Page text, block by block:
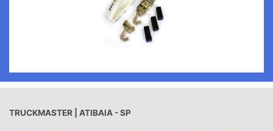
TRUCKMASTER | ATIBAIA - SP